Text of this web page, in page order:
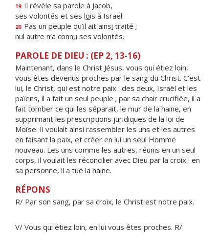
19 Il révèle sa parole à Jacob,
ses volontés et ses lois à Israël.
20 Pas un peuple qu’il ait ainsi traité ;
nul autre n’a connu ses volontés.
PAROLE DE DIEU : (EP 2, 13-16)
Maintenant, dans le Christ Jésus, vous qui étiez loin,
vous êtes devenus proches par le sang du Christ. C’est
lui, le Christ, qui est notre paix : des deux, Israël et les
païens, il a fait un seul peuple ; par sa chair crucifiée, il a
fait tomber ce qui les séparait, le mur de la haine, en
supprimant les prescriptions juridiques de la loi de
Moïse. Il voulait ainsi rassembler les uns et les autres
en faisant la paix, et créer en lui un seul Homme
nouveau. Les uns comme les autres, réunis en un seul
corps, il voulait les réconcilier avec Dieu par la croix : en
sa personne, il a tué la haine.
RÉPONS
R/ Par son sang, par sa croix, le Christ est notre paix.
V/ Vous qui étiez loin, en lui vous êtes proches. R/